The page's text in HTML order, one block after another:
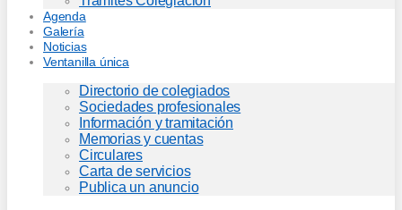
Agenda
Galería
Noticias
Ventanilla única
Directorio de colegiados
Sociedades profesionales
Información y tramitación
Memorias y cuentas
Circulares
Carta de servicios
Publica un anuncio